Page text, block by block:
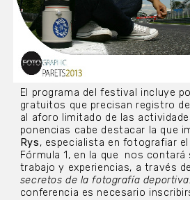
El programa del festival incluye
gratuitos que precisan registro
al aforo limitado de las
ponencias cabe destacar la que
Rys, especialista en fotografiar el
Fórmula 1, en la que nos contará
trabajo y experiencias, a través
secretos de la fotografía deportiva.
conferencia es necesario